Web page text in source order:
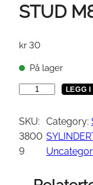
STUD
kr 30
På lager
U
D
M
LEGG
SKU:
3800
9
Category: